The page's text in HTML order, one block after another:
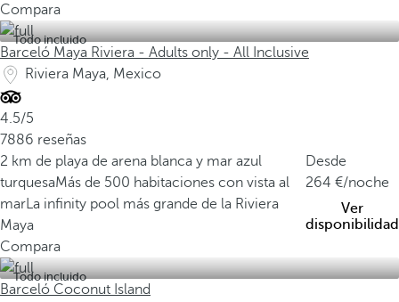
Compara
Todo incluido
Barceló Maya Riviera - Adults only - All Inclusive
Riviera Maya, Mexico
4.5/5
7886 reseñas
2 km de playa de arena blanca y mar azul
turquesaMás de 500 habitaciones con vista al
marLa infinity pool más grande de la Riviera
Maya
Desde
264
/noche
Ver
disponibilidad
Compara
Todo incluido
Barceló Coconut Island